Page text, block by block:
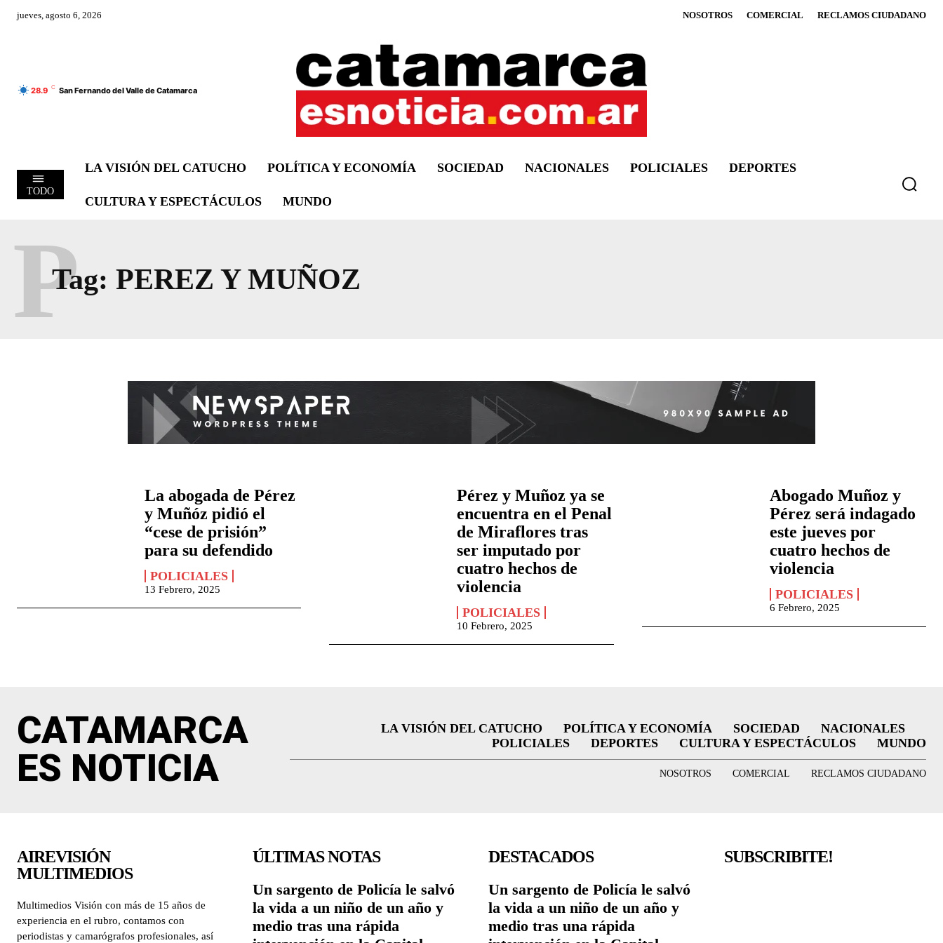
jueves, agosto 6, 2026 NOSOTROS COMERCIAL RECLAMOS CIUDADANO
28.9 C San Fernando del Valle de Catamarca
TODO
LA VISIÓN DEL CATUCHO POLÍTICA Y ECONOMÍA SOCIEDAD NACIONALES POLICIALES DEPORTES
CULTURA Y ESPECTÁCULOS MUNDO
Tag: PEREZ Y MUÑOZ
P
La abogada de Pérez
y Muñóz pidió el
“cese de prisión”
para su defendido
POLICIALES
13 Febrero, 2025
Pérez y Muñoz ya se
encuentra en el Penal
de Miraflores tras
ser imputado por
cuatro hechos de
violencia
POLICIALES
10 Febrero, 2025
Abogado Muñoz y
Pérez será indagado
este jueves por
cuatro hechos de
violencia
POLICIALES
6 Febrero, 2025
CATAMARCA
ES NOTICIA
LA VISIÓN DEL CATUCHO POLÍTICA Y ECONOMÍA SOCIEDAD
NACIONALES
POLICIALES
DEPORTES CULTURA Y ESPECTÁCULOS MUNDO
NOSOTROS COMERCIAL RECLAMOS CIUDADANO
AIREVISIÓN
MULTIMEDIOS
Multimedios Visión con más de 15 años de
experiencia en el rubro, contamos con
periodistas y camarógrafos profesionales, así
ÚLTIMAS NOTAS
Un sargento de Policía le salvó
la vida a un niño de un año y
medio tras una rápida
DESTACADOS
Un sargento de Policía le salvó
la vida a un niño de un año y
medio tras una rápida
SUBSCRIBITE!